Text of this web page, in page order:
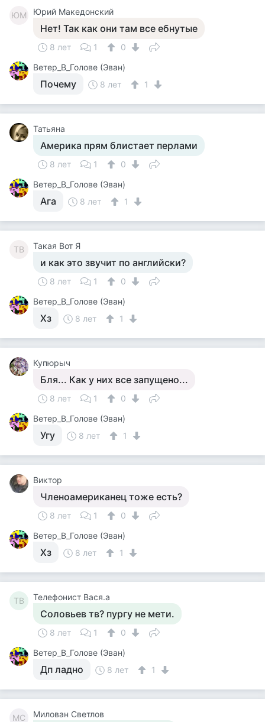
ЮМ Юрий Македонский
Нет! Так как они там все ебнутые
8 лет 1
0
Ветер_В_Голове (Эван)
Почему 8 лет 1
Татьяна
Америка прям блистает перлами
8 лет 1
0
Ветер_В_Голове (Эван)
Ага 8 лет 1
ТВ Такая Вот Я
и как это звучит по английски?
8 лет 1
0
Ветер_В_Голове (Эван)
Хз 8 лет 1
Купюрыч
Бля... Как у них все запущено...
8 лет 1
0
Ветер_В_Голове (Эван)
Угу 8 лет 1
Виктор
Членоамериканец тоже есть?
8 лет 1
0
Ветер_В_Голове (Эван)
Хз 8 лет 1
ТВ Телефонист Вася.а
Соловьев тв? пургу не мети.
8 лет 1
0
Ветер_В_Голове (Эван)
Дп ладно 8 лет 1
МС Милован Светлов